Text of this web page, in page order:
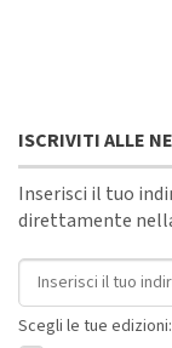
ISCRIVITI ALLE
Inserisci il tuo
direttamente
Indirizzo email
Scegli le tue edizioni: